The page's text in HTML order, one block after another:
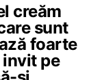
creăm
sunt
foarte
invit pe